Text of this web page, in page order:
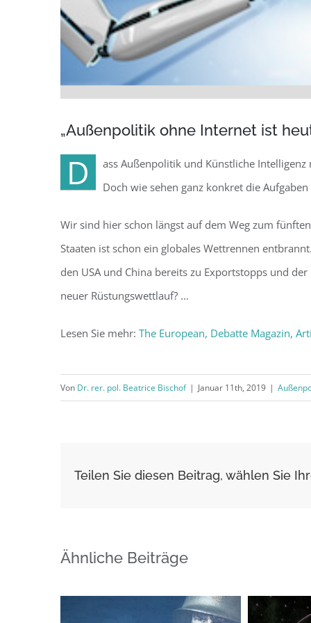
„Außenpolitik ohne Internet ist
D
ass Außenpolitik und Künstliche
Doch wie sehen ganz konkret die
Wir sind hier schon längst auf dem Weg zum
Staaten ist schon ein globales Wettrennen
den USA und China bereits zu Exportstopps und
neuer Rüstungswettlauf? …
Lesen Sie mehr: The European, Debatte Magazin,
Von Dr. rer. pol. Beatrice Bischof | Januar 11th, 2019 |
Teilen Sie diesen Beitrag, wählen Sie
Ähnliche Beiträge